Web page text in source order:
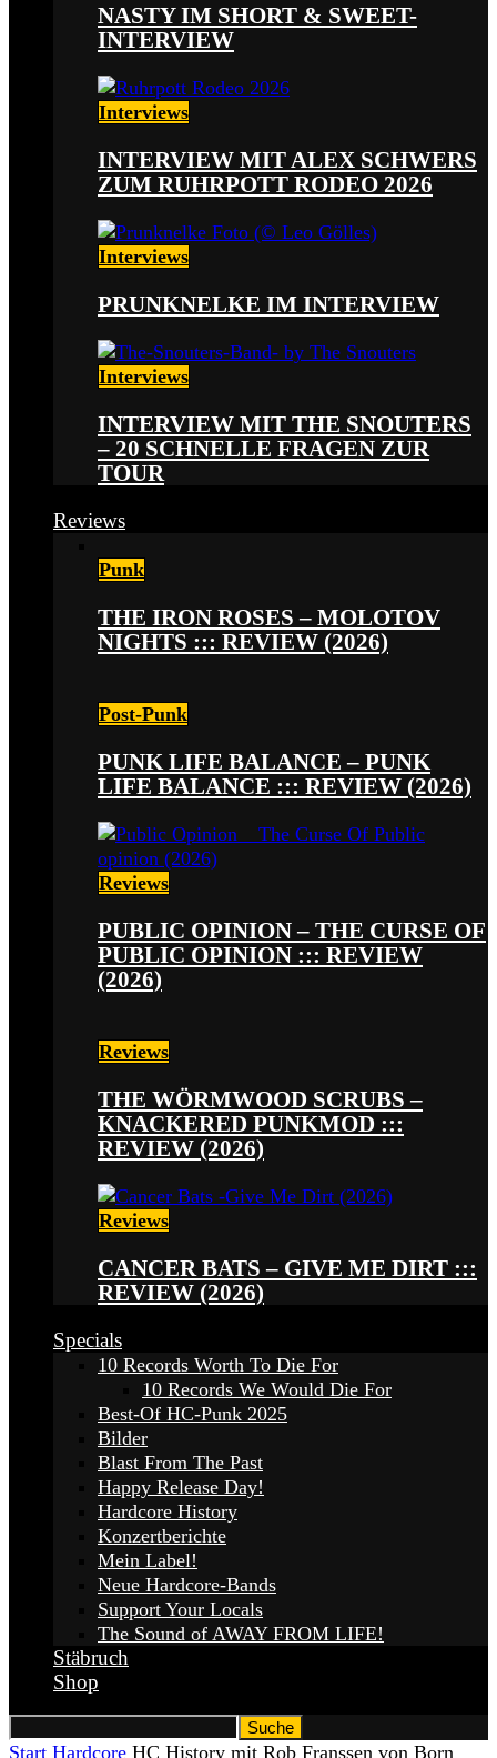
NASTY IM SHORT & SWEET-
INTERVIEW
Interviews
INTERVIEW MIT ALEX SCHWERS
ZUM RUHRPOTT RODEO 2026
Interviews
PRUNKNELKE IM INTERVIEW
Interviews
INTERVIEW MIT THE SNOUTERS
– 20 SCHNELLE FRAGEN ZUR
TOUR
Reviews
Punk
THE IRON ROSES – MOLOTOV
NIGHTS ::: REVIEW (2026)
Post-Punk
PUNK LIFE BALANCE – PUNK
LIFE BALANCE ::: REVIEW (2026)
Reviews
PUBLIC OPINION – THE CURSE OF
PUBLIC OPINION ::: REVIEW
(2026)
Reviews
THE WÖRMWOOD SCRUBS –
KNACKERED PUNKMOD :::
REVIEW (2026)
Reviews
CANCER BATS – GIVE ME DIRT :::
REVIEW (2026)
Specials
10 Records Worth To Die For
10 Records We Would Die For
Best-Of HC-Punk 2025
Bilder
Blast From The Past
Happy Release Day!
Hardcore History
Konzertberichte
Mein Label!
Neue Hardcore-Bands
Support Your Locals
The Sound of AWAY FROM LIFE!
Stäbruch
Shop
Start Hardcore HC History mit Rob Franssen von Born